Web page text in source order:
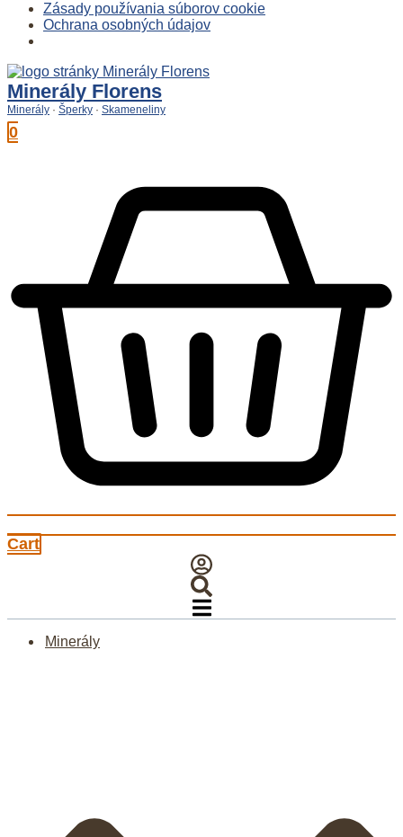
Zásady používania súborov cookie
Ochrana osobných údajov
Preskočiť
na
obsah
Minerály Florens
Minerály · Šperky · Skameneliny
0
Cart
Minerály